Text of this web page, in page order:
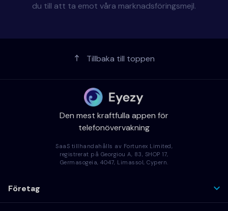
du till att ta emot våra marknadsföringsmejl.
Tillbaka till toppen
Den mest kraftfulla appen för
telefonövervakning
SaaS tillhandahålls av Fortunex Limited,
registrerat på Georgiou A, 83, SHOP 17,
Germasogeia, 4047, Limassol, Cypern.
Företag